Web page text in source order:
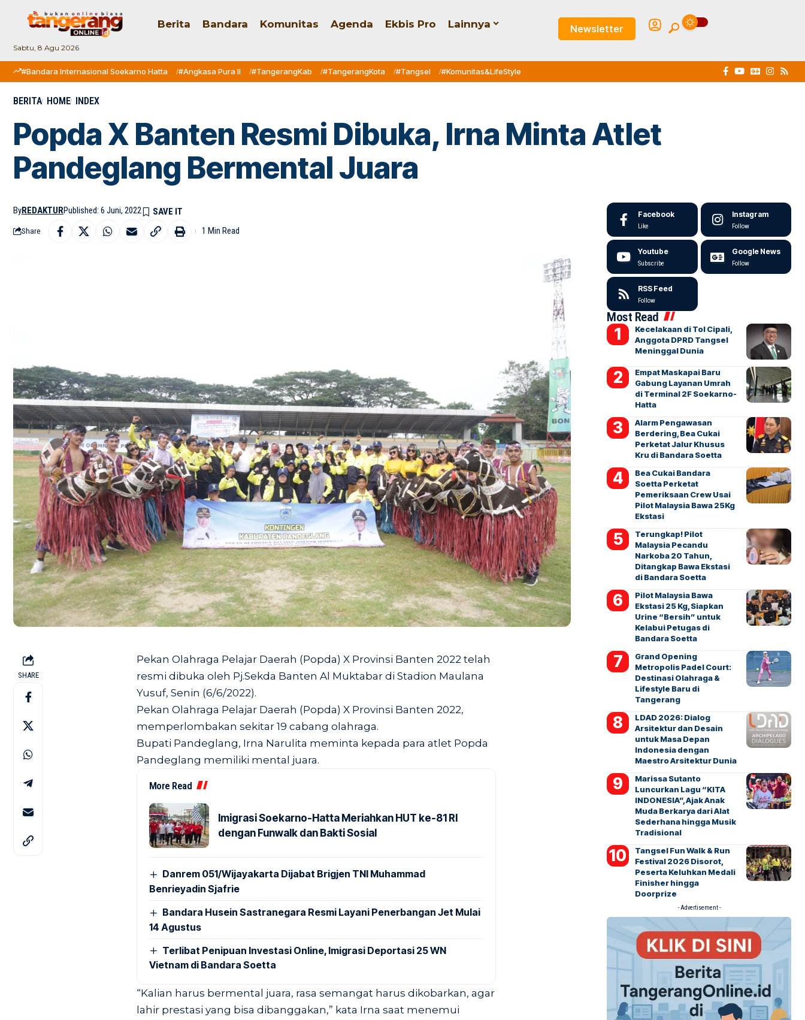
Sabtu, 8 Agu 2026
Berita Bandara Komunitas Agenda Ekbis Pro Lainnya Newsletter
#Bandara Internasional Soekarno Hatta #Angkasa Pura II #TangerangKab #TangerangKota #Tangsel #Komunitas&LifeStyle
BERITA HOME INDEX
Popda X Banten Resmi Dibuka, Irna Minta Atlet
Pandeglang Bermental Juara
ByREDAKTURPublished: 6 Juni, 2022
Share 1 Min Read
SHARE
Pekan Olahraga Pelajar Daerah (Popda) X Provinsi Banten 2022 telah
resmi dibuka oleh Pj.Sekda Banten Al Muktabar di Stadion Maulana
Yusuf, Senin (6/6/2022).
Pekan Olahraga Pelajar Daerah (Popda) X Provinsi Banten 2022,
memperlombakan sekitar 19 cabang olahraga.
Bupati Pandeglang, Irna Narulita meminta kepada para atlet Popda
Pandeglang memiliki mental juara.
More Read
Imigrasi Soekarno-Hatta Meriahkan HUT ke-81 RI
dengan Funwalk dan Bakti Sosial
Danrem 051/Wijayakarta Dijabat Brigjen TNI Muhammad
Benrieyadin Sjafrie
Bandara Husein Sastranegara Resmi Layani Penerbangan Jet Mulai
14 Agustus
Terlibat Penipuan Investasi Online, Imigrasi Deportasi 25 WN
Vietnam di Bandara Soetta
“Kalian harus bermental juara, rasa semangat harus dikobarkan, agar
lahir prestasi yang bisa dibanggakan,” kata Irna saat menemui
Facebook
Like
Instagram
Follow
Youtube
Subscribe
Google News
Follow
RSS Feed
Follow
Most Read
Kecelakaan di Tol Cipali,
Anggota DPRD Tangsel
Meninggal Dunia
Empat Maskapai Baru
Gabung Layanan Umrah
di Terminal 2F Soekarno-
Hatta
Alarm Pengawasan
Berdering, Bea Cukai
Perketat Jalur Khusus
Kru di Bandara Soetta
Bea Cukai Bandara
Soetta Perketat
Pemeriksaan Crew Usai
Pilot Malaysia Bawa 25Kg
Ekstasi
Terungkap! Pilot
Malaysia Pecandu
Narkoba 20 Tahun,
Ditangkap Bawa Ekstasi
di Bandara Soetta
Pilot Malaysia Bawa
Ekstasi 25 Kg, Siapkan
Urine “Bersih” untuk
Kelabui Petugas di
Bandara Soetta
Grand Opening
Metropolis Padel Court:
Destinasi Olahraga &
Lifestyle Baru di
Tangerang
LDAD 2026: Dialog
Arsitektur dan Desain
untuk Masa Depan
Indonesia dengan
Maestro Arsitektur Dunia
Marissa Sutanto
Luncurkan Lagu “KITA
INDONESIA”, Ajak Anak
Muda Berkarya dari Alat
Sederhana hingga Musik
Tradisional
Tangsel Fun Walk & Run
Festival 2026 Disorot,
Peserta Keluhkan Medali
Finisher hingga
Doorprize
- Advertisement -